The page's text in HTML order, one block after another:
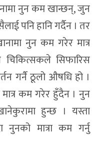
नुन कम खान्छन्, जुन
पनि हानि गर्दैन । तर
नुन कम गरेर मात्र
चिकित्सकले सिफारिस
गर्नै ठूलो औषधि हो ।
कम गरेर हुँदैन । नुन
हुन्छ । यस्ता
नुनको मात्रा कम गर्नु